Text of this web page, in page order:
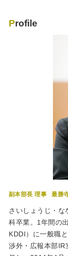
Profile
副本部長 理事 最勝
さいしょうじ・
科卒業。1年間の
KDDI）に一般職
渉外・広報本部IR